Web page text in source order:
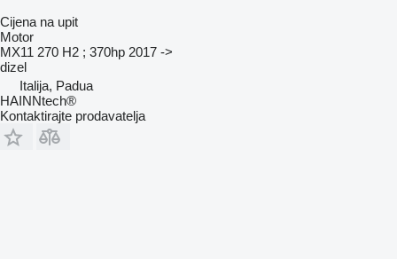
Cijena na upit
Motor
MX11 270 H2 ; 370hp 2017 ->
dizel
Italija, Padua
HAINNtech®
Kontaktirajte prodavatelja